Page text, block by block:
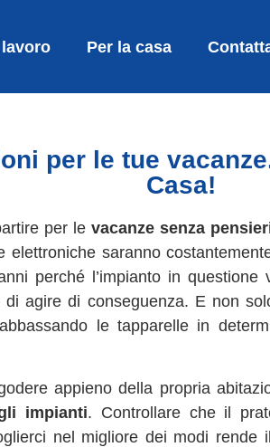
Per la casa
per le tue
Casa!
per le vacanze senza
elettroniche saranno
perché l’impianto in
di agire di conseguenza. E non
le tapparelle in
appieno della propria
impianti. Controllare che il
nel migliore dei modi